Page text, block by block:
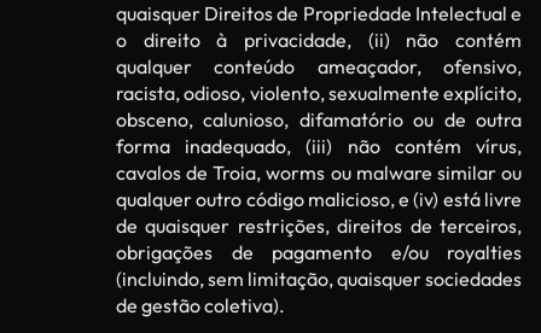
quaisquer Direitos de Propriedade Intelectual e
o direito à privacidade, (ii) não contém
qualquer conteúdo ameaçador, ofensivo,
racista, odioso, violento, sexualmente explícito,
obsceno, calunioso, difamatório ou de outra
forma inadequado, (iii) não contém vírus,
cavalos de Troia, worms ou malware similar ou
qualquer outro código malicioso, e (iv) está livre
de quaisquer restrições, direitos de terceiros,
obrigações de pagamento e/ou royalties
(incluindo, sem limitação, quaisquer sociedades
de gestão coletiva).